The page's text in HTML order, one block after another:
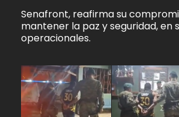
Senafront, reafirma su
mantener la paz y seguridad, en
operacionales.